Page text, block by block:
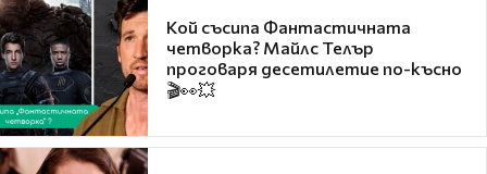
Кой съсипа Фантастичната
четворка? Майлс Телър
проговаря десетилетие по-късно
🎬👀💥